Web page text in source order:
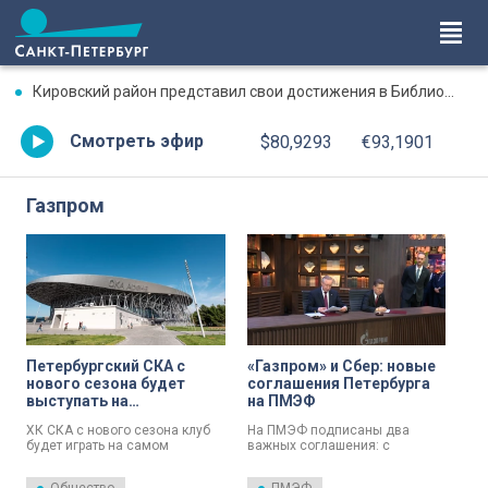
Кировский район представил свои достижения в Библиотечно-культурном комплексе имени Молчанова
Смотреть эфир $80,9293 €93,1901
Газпром
Петербургский СКА с
нового сезона будет
выступать на
ХК СКА с нового сезона клуб
будет играть на самом
«Газпром» и Сбер: новые
соглашения Петербурга
на ПМЭФ
На ПМЭФ подписаны два
важных соглашения: с
экономическом развитии и